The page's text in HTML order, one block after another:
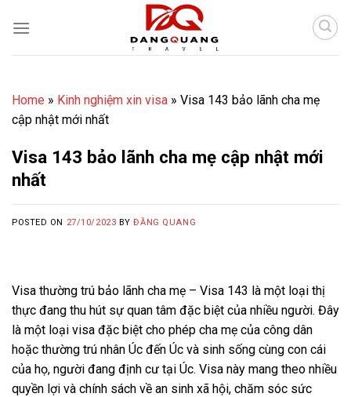
Home » Kinh nghiệm xin visa » Visa 143 bảo lãnh cha mẹ
cập nhật mới nhất
Visa 143 bảo lãnh cha mẹ cập nhật mới
nhất
POSTED ON 27/10/2023 BYĐĂNG QUANG
Visa thường trú bảo lãnh cha mẹ – Visa 143 là một loại thị
thực đang thu hút sự quan tâm đặc biệt của nhiều người. Đây
là một loại visa đặc biệt cho phép cha mẹ của công dân
hoặc thường trú nhân Úc đến Úc và sinh sống cùng con cái
của họ, người đang định cư tại Úc. Visa này mang theo nhiều
quyền lợi và chính sách về an sinh xã hội, chăm sóc sức